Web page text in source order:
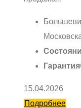
Гарантия
15.04.2026
Подробнее